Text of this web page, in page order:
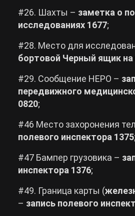
#26. Шахты – заметка о
исследованиях 1677;
#28. Место для
бортовой Черный ящик на
#29. Сообщение НЕРО –
передвижного
0820;
#46 Место захоронения
полевого инспектора 1375;
#47 Бампер грузовика –
инспектора 1376;
#49. Граница карты (
– запись полевого